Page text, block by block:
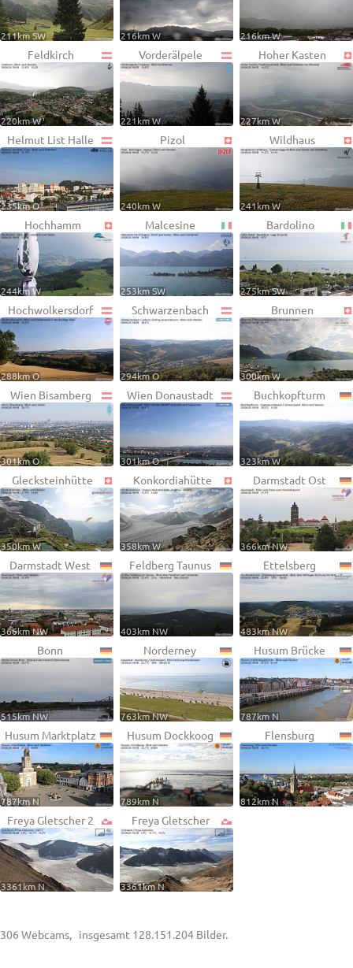
211km SW 216km W 216km W
Feldkirch
220km W
Vorderälpele
221km W
Hoher Kasten
227km W
Helmut List Halle
235km O
Pizol
240km W
Wildhaus
241km W
Hochhamm
244km W
Malcesine
253km SW
Bardolino
275km SW
Hochwolkersdorf
288km O
Schwarzenbach
294km O
Brunnen
300km W
Wien Bisamberg
301km O
Wien Donaustadt
301km O
Buchkopfturm
323km W
Glecksteinhütte
350km W
Konkordiahütte
358km W
Darmstadt Ost
366km NW
Darmstadt West
366km NW
Feldberg Taunus
403km NW
Ettelsberg
483km NW
Bonn
515km NW
Norderney
763km NW
Husum Brücke
787km N
Husum Marktplatz
787km N
Husum Dockkoog
789km N
Flensburg
812km N
Freya Gletscher 2
3361km N
Freya Gletscher
3361km N
306 Webcams, insgesamt 128.151.204 Bilder.